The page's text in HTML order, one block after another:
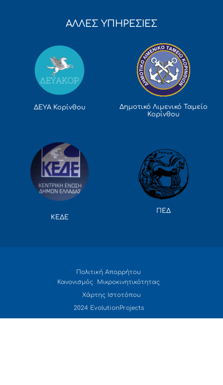
ΑΛΛΕΣ ΥΠΗΡΕΣΙΕΣ
ΔΕΥΑ Κορίνθου
Δημοτικό Λιμενικό Ταμείο
Κορίνθου
ΚΕΔΕ
ΠΕΔ
Πολιτική Απορρήτου
Κανονισμός Μικροκινητικότητας
Χάρτης Ιστοτόπου
2024 EvolutionProjects